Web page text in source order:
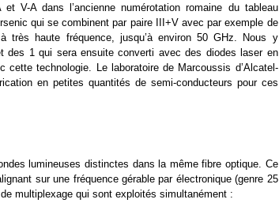
V-A dans l’ancienne numérotation romaine du tableau
qui se combinent par paire III+V avec par exemple de
très haute fréquence, jusqu’à environ 50 GHz. Nous y
des 1 qui sera ensuite converti avec des diodes laser en
technologie. Le laboratoire de Marcoussis d’Alcatel-
en petites quantités de semi-conducteurs pour ces
lumineuses distinctes dans la même fibre optique. Ce
sur une fréquence gérable par électronique (genre 25
multiplexage qui sont exploités simultanément :